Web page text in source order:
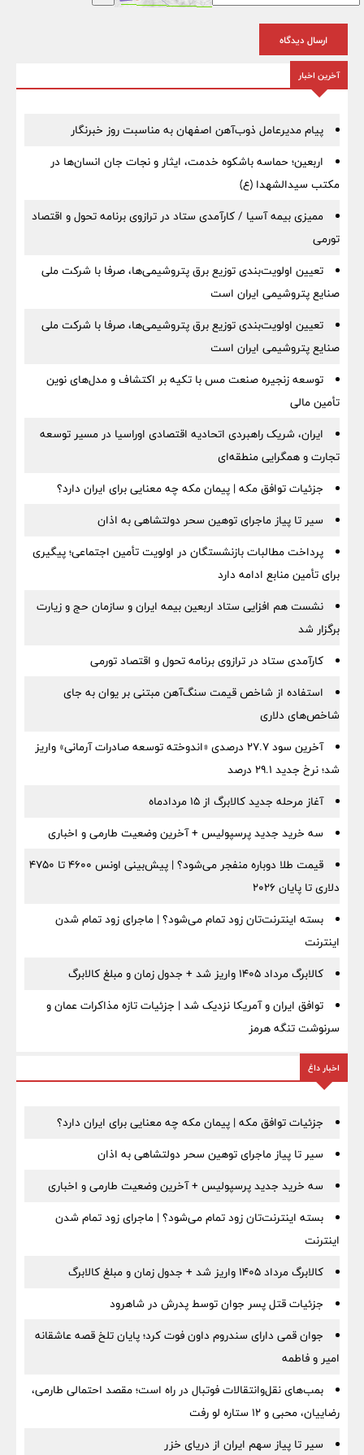
ارسال دیدگاه
آخرین اخبار
پیام مدیرعامل ذوب‌آهن اصفهان به مناسبت روز خبرنگار
اربعین؛ حماسه باشکوه خدمت، ایثار و نجات جان انسان‌ها در
مکتب سیدالشهدا (ع)
ممیزی بیمه آسیا / کارآمدی ستاد در ترازوی برنامه تحول و اقتصاد
تورمی
تعیین اولویت‌بندی توزیع برق پتروشیمی‌ها، صرفا با شرکت ملی
صنایع پتروشیمی ایران است
تعیین اولویت‌بندی توزیع برق پتروشیمی‌ها، صرفا با شرکت ملی
صنایع پتروشیمی ایران است
توسعه زنجیره صنعت مس با تکیه بر اکتشاف و مدل‌های نوین
تأمین مالی
ایران، شریک راهبردی اتحادیه اقتصادی اوراسیا در مسیر توسعه
تجارت و همگرایی منطقه‌ای
جزئیات توافق مکه | پیمان مکه چه معنایی برای ایران دارد؟
سیر تا پیاز ماجرای توهین سحر دولتشاهی به اذان
پرداخت مطالبات بازنشستگان در اولویت تأمین اجتماعی؛ پیگیری
برای تأمین منابع ادامه دارد
نشست هم افزایی ستاد اربعین بیمه ایران و سازمان حج و زیارت
برگزار شد
کارآمدی ستاد در ترازوی برنامه تحول و اقتصاد تورمی
استفاده از شاخص قیمت سنگ‌آهن مبتنی بر یوان به جای
شاخص‌های دلاری
آخرین سود ۲۷.۷ درصدی «اندوخته توسعه صادرات آرمانی» واریز
شد؛ نرخ جدید ۲۹.۱ درصد
آغاز مرحله جدید کالابرگ از ۱۵ مردادماه
سه خرید جدید پرسپولیس + آخرین وضعیت طارمی و اخباری
قیمت طلا دوباره منفجر می‌شود؟ | پیش‌بینی اونس ۴۶۰۰ تا ۴۷۵۰
دلاری تا پایان ۲۰۲۶
بسته اینترنت‌تان زود تمام می‌شود؟ | ماجرای زود تمام شدن
اینترنت
کالابرگ مرداد ۱۴۰۵ واریز شد + جدول زمان و مبلغ کالابرگ
توافق ایران و آمریکا نزدیک شد | جزئیات تازه مذاکرات عمان و
سرنوشت تنگه هرمز
اخبار داغ
جزئیات توافق مکه | پیمان مکه چه معنایی برای ایران دارد؟
سیر تا پیاز ماجرای توهین سحر دولتشاهی به اذان
سه خرید جدید پرسپولیس + آخرین وضعیت طارمی و اخباری
بسته اینترنت‌تان زود تمام می‌شود؟ | ماجرای زود تمام شدن
اینترنت
کالابرگ مرداد ۱۴۰۵ واریز شد + جدول زمان و مبلغ کالابرگ
جزئیات قتل پسر جوان توسط پدرش در شاهرود
جوان قمی دارای سندروم داون فوت کرد؛ پایان تلخ قصه عاشقانه
امیر و فاطمه
بمب‌های نقل‌وانتقالات فوتبال در راه است؛ مقصد احتمالی طارمی،
رضاییان، محبی و ۱۲ ستاره لو رفت
سیر تا پیاز سهم ایران از دریای خزر